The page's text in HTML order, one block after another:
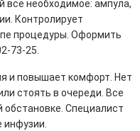
все необходимое: ампула,
Контролирует
процедуры. Оформить
73-25.
и повышает комфорт. Нет
стоять в очереди. Все
Специалист
инфузии.